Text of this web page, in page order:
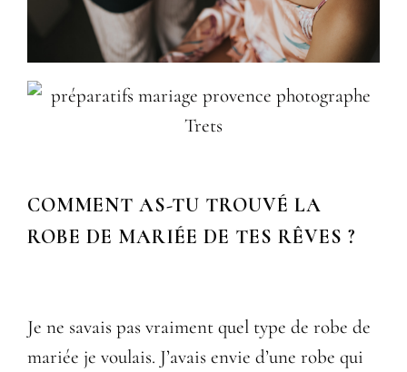
COMMENT AS-TU TROUVÉ LA
ROBE DE MARIÉE DE TES RÊVES ?
Je ne savais pas vraiment quel type de robe de
mariée je voulais. J’avais envie d’une robe qui